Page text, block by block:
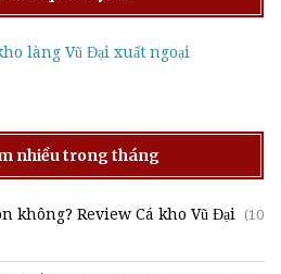
làng Vũ Đại xuất ngoại
nhiều trong tháng
không? Review Cá kho Vũ Đại (10